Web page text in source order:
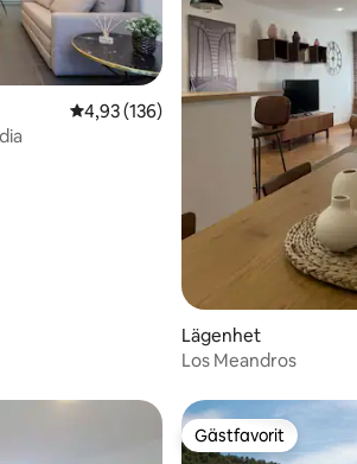
4,93 av 5 i genomsnittligt betyg,
4,93 (136)
Lägenhet
Los Meandros
Gästfavorit
Gästfavorit